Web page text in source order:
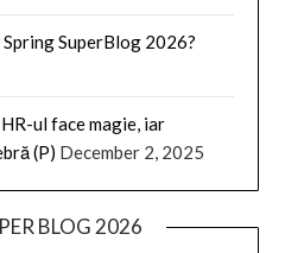
Spring SuperBlog 2026?
ul face magie, iar
(P) December 2, 2025
BLOG 2026